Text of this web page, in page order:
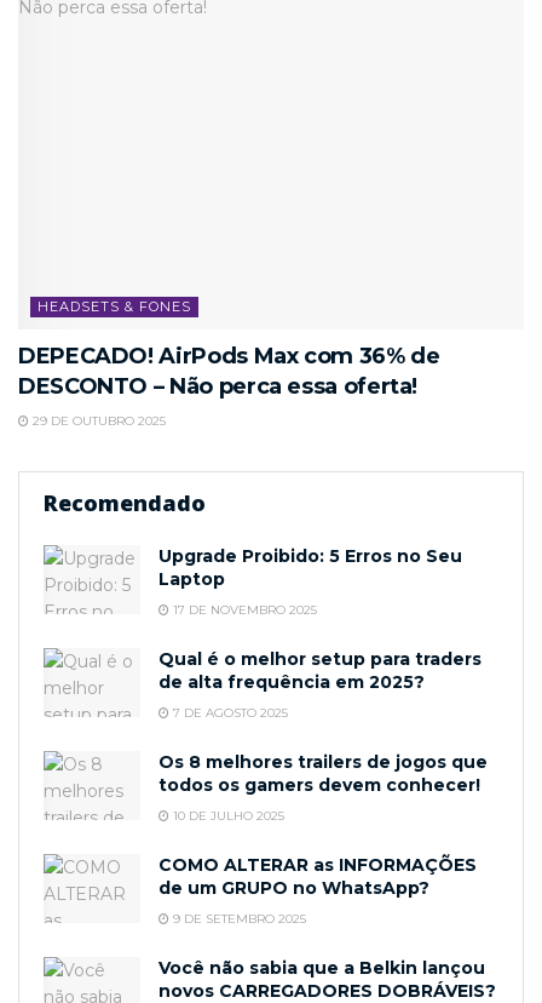
HEADSETS & FONES
DEPECADO! AirPods Max com 36% de
DESCONTO – Não perca essa oferta!
29 DE OUTUBRO 2025
Recomendado
Upgrade Proibido: 5 Erros no Seu
Laptop
17 DE NOVEMBRO 2025
Qual é o melhor setup para traders
de alta frequência em 2025?
7 DE AGOSTO 2025
Os 8 melhores trailers de jogos que
todos os gamers devem conhecer!
10 DE JULHO 2025
COMO ALTERAR as INFORMAÇÕES
de um GRUPO no WhatsApp?
9 DE SETEMBRO 2025
Você não sabia que a Belkin lançou
novos CARREGADORES DOBRÁVEIS?